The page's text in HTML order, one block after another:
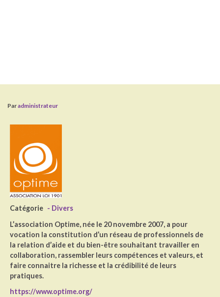
Paradministrateur
Catégorie - Divers
L’association Optime, née le 20 novembre 2007, a pour
vocation la constitution d’un réseau de professionnels de
la relation d’aide et du bien-être souhaitant travailler en
collaboration, rassembler leurs compétences et valeurs, et
faire connaitre la richesse et la crédibilité de leurs
pratiques.
https://www.optime.org/